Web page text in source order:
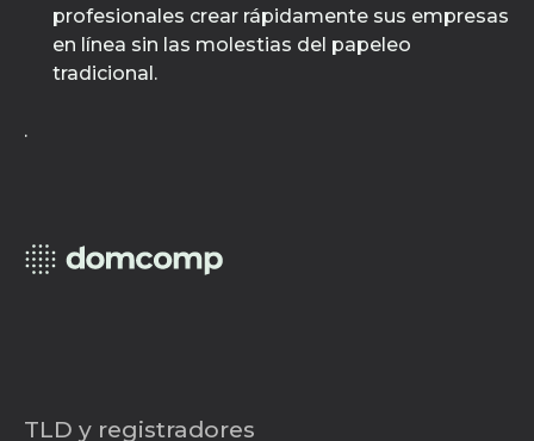
profesionales crear rápidamente sus empresas
en línea sin las molestias del papeleo
tradicional.
.
TLD y registradores